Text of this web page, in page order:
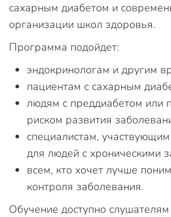
сахарным диабетом и
организации школ здоровья.
Программа подойдет:
эндокринологам и другим
пациентам с сахарным
людям с преддиабетом или
риском развития
специалистам,
для людей с хроническими
всем, кто хочет лучше
контроля заболевания.
Обучение доступно